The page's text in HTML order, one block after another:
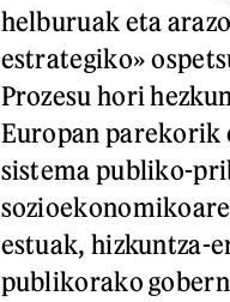
helburuak eta
estrategiko»
Prozesu hori
Europan parekorik
sistema publiko-
estuak, hizkuntza-
publikorako